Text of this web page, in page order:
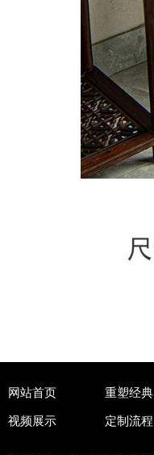
网站首页 重塑经典
视频展示 定制流程